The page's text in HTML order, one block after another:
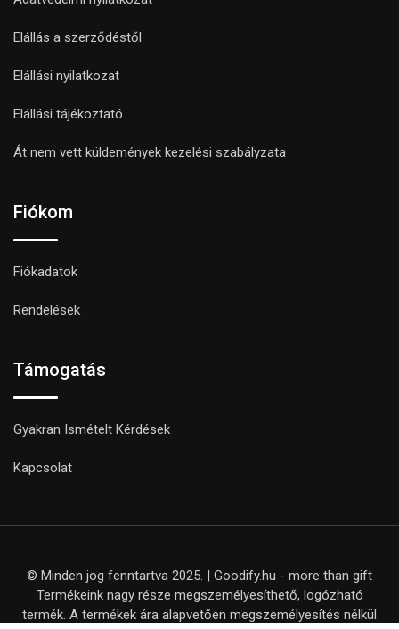
Elállás a szerződéstől
Elállási nyilatkozat
Elállási tájékoztató
Át nem vett küldemények kezelési szabályzata
Fiókom
Fiókadatok
Rendelések
Támogatás
Gyakran Ismételt Kérdések
Kapcsolat
© Minden jog fenntartva 2025. | Goodify.hu - more than gift
Termékeink nagy része megszemélyesíthető, logózható
termék. A termékek ára alapvetően megszemélyesítés nélkül